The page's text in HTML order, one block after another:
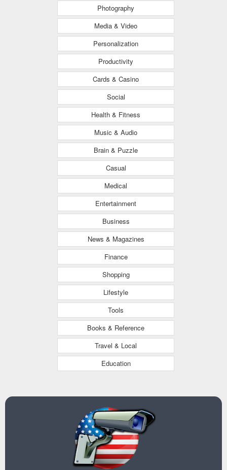
Photography
Media & Video
Personalization
Productivity
Cards & Casino
Social
Health & Fitness
Music & Audio
Brain & Puzzle
Casual
Medical
Entertainment
Business
News & Magazines
Finance
Shopping
Lifestyle
Tools
Books & Reference
Travel & Local
Education